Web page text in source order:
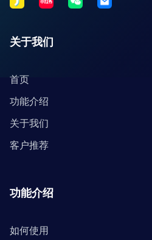
关于我们
首页
功能介绍
关于我们
客户推荐
功能介绍
如何使用